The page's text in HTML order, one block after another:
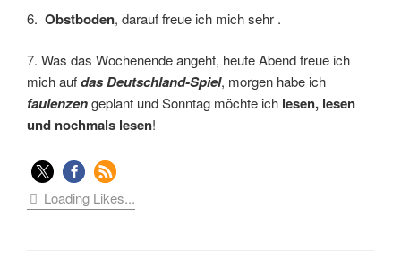
6. Obstboden, darauf freue ich mich sehr .
7. Was das Wochenende angeht, heute Abend freue ich
mich aufdas Deutschland-Spiel, morgen habe ich
faulenzengeplant und Sonntag möchte ich lesen, lesen
und nochmals lesen!
Loading Likes...